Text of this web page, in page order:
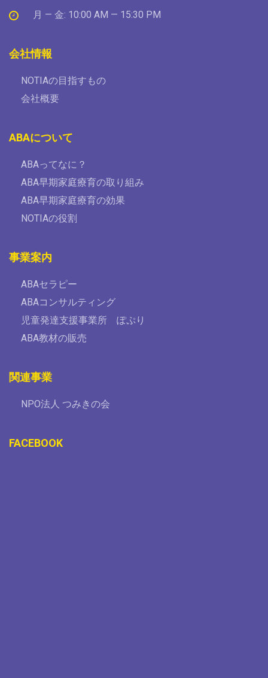
月 — 金: 10:00 AM — 15:30 PM
会社情報
NOTIAの目指すもの
会社概要
ABAについて
ABAってなに？
ABA早期家庭療育の取り組み
ABA早期家庭療育の効果
NOTIAの役割
事業案内
ABAセラピー
ABAコンサルティング
児童発達支援事業所 ぽぷり
ABA教材の販売
関連事業
NPO法人 つみきの会
FACEBOOK